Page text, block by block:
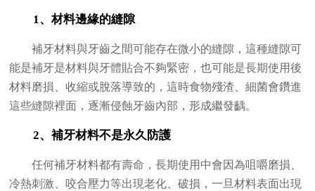
1、材料邊緣的縫隙
補牙材料與牙齒之間可能存在微小的縫隙，這種縫隙可
能是補牙是材料與牙體貼合不夠緊密，也可能是長期使用後
材料磨損、收縮或脫落導致的，這時食物殘渣、細菌會鑽進
這些縫隙裡面，逐漸侵蝕牙齒內部，形成繼發齲。
2、補牙材料不是永久防護
任何補牙材料都有壽命，長期使用中會因為咀嚼磨損、
冷熱刺激、咬合壓力等出現老化、破損，一旦材料表面出現